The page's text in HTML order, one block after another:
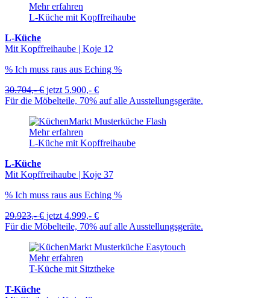
Mehr erfahren
L-Küche mit Kopffreihaube
L-Küche
Mit Kopffreihaube | Koje 12
% Ich muss raus aus Eching %
30.704,- € jetzt 5.900,- €
Für die Möbelteile, 70% auf alle Ausstellungsgeräte.
Mehr erfahren
L-Küche mit Kopffreihaube
L-Küche
Mit Kopffreihaube | Koje 37
% Ich muss raus aus Eching %
29.923,- € jetzt 4.999,- €
Für die Möbelteile, 70% auf alle Ausstellungsgeräte.
Mehr erfahren
T-Küche mit Sitztheke
T-Küche